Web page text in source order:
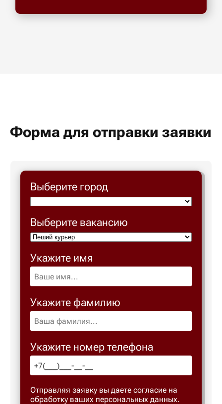
Форма для отправки заявки
Выберите город
Выберите вакансию
Укажите имя
Укажите фамилию
Укажите номер телефона
Отправляя заявку вы даете согласие на
обработку ваших персональных данных.